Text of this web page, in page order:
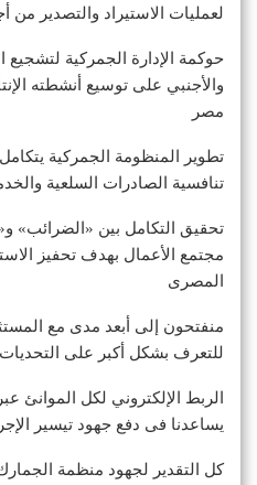
لعمليات الاستيراد والتصدير من
حوكمة الإدارة الجمركية
والأجنبي على توسيع أنشطته
مصر
تطوير المنظومة الجمركية
تنافسية الصادرات السلعية
تحقيق التكامل بين «الضرائب»
مجتمع الأعمال بهدف تحفيز
المصرى
منفتحون إلى أبعد مدى مع
للتعرف بشكل أكبر على
الربط الإلكتروني لكل الموانئ
يساعدنا فى دفع جهود تيسير
كل التقدير لجهود منظمة